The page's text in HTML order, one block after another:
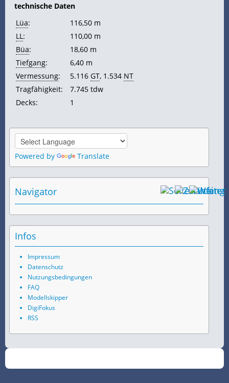
technische Daten
Lüa:
116,50 m
LL :
110,00 m
Büa:
18,60 m
Tiefgang:
6,40 m
Vermessung: 5.116 GT, 1.534 NT
Tragfähigkeit:
7.745 tdw
Decks:
1
Powered by Translate
Navigator
Infos
Impressum
Datenschutz
Nutzungsbedingungen
FAQ
Modellskipper
DigiFokus
RSS